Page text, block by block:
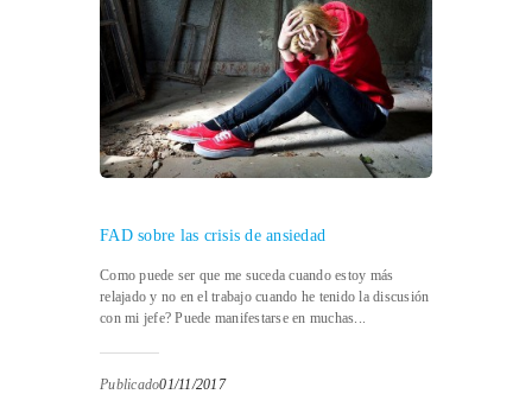
FAD sobre las crisis de ansiedad
Como puede ser que me suceda cuando estoy más
relajado y no en el trabajo cuando he tenido la discusión
con mi jefe? Puede manifestarse en muchas...
Publicado01/11/2017